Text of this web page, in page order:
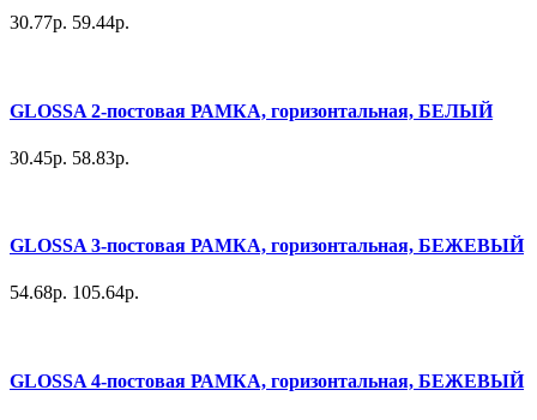
30.77р. 59.44р.
GLOSSA 2-постовая РАМКА, горизонтальная, БЕЛЫЙ
30.45р. 58.83р.
GLOSSA 3-постовая РАМКА, горизонтальная, БЕЖЕВЫЙ
54.68р. 105.64р.
GLOSSA 4-постовая РАМКА, горизонтальная, БЕЖЕВЫЙ